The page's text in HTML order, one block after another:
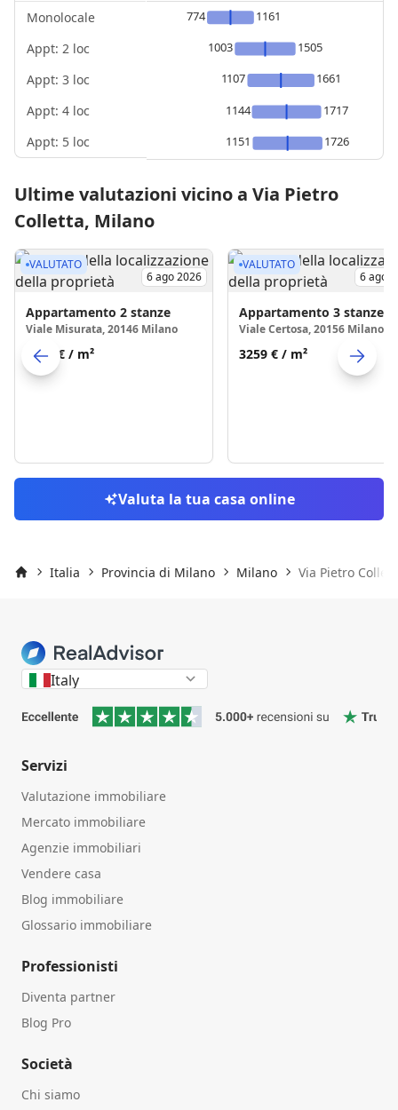
Monolocale
Appt: 2 loc
Appt: 3 loc
Appt: 4 loc
Appt: 5 loc
774
1161
1003
1505
1107
1661
1144
1717
1151
1726
Ultime valutazioni vicino a Via Pietro
Colletta, Milano
VALUTATO
6 ago 2026
Appartamento 2 stanze
Viale Misurata, 20146 Milano
5792 € / m²
VALUTATO
6 ago
Appartamento 3 stanze
Viale Certosa, 20156 Milano
3259 € / m²
Valuta la tua casa online
Italia Provincia di Milano Milano Via Pietro
Italy
Servizi
Valutazione immobiliare
Mercato immobiliare
Agenzie immobiliari
Vendere casa
Blog immobiliare
Glossario immobiliare
Professionisti
Diventa partner
Blog Pro
Società
Chi siamo